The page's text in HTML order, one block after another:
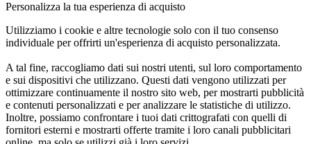
Personalizza la tua esperienza di acquisto
Utilizziamo i cookie e altre tecnologie solo con il tuo consenso
individuale per offrirti un'esperienza di acquisto personalizzata.
A tal fine, raccogliamo dati sui nostri utenti, sul loro comportamento
e sui dispositivi che utilizzano. Questi dati vengono utilizzati per
ottimizzare continuamente il nostro sito web, per mostrarti pubblicità
e contenuti personalizzati e per analizzare le statistiche di utilizzo.
Inoltre, possiamo confrontare i tuoi dati crittografati con quelli di
fornitori esterni e mostrarti offerte tramite i loro canali pubblicitari